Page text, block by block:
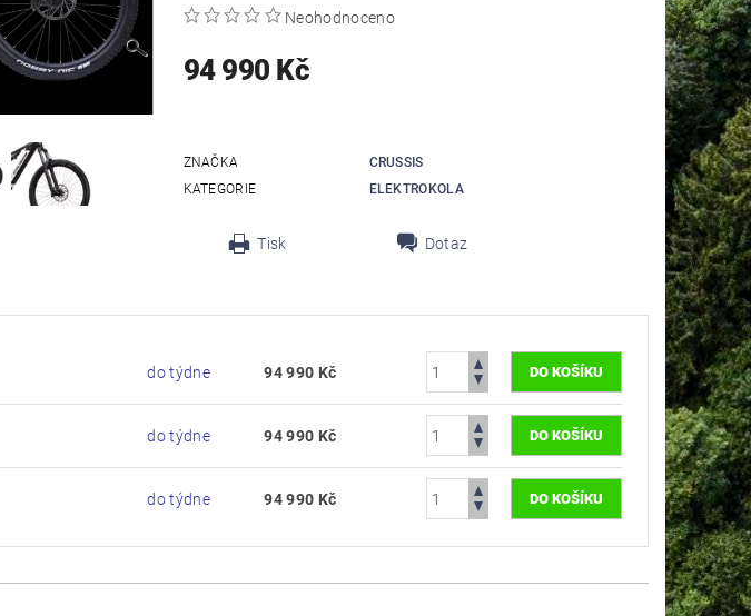
Neohodnoceno
94 990 Kč
ZNAČKA
CRUSSIS
KATEGORIE
ELEKTROKOLA
Tisk Dotaz
do týdne 94 990 Kč
do týdne 94 990 Kč
do týdne 94 990 Kč